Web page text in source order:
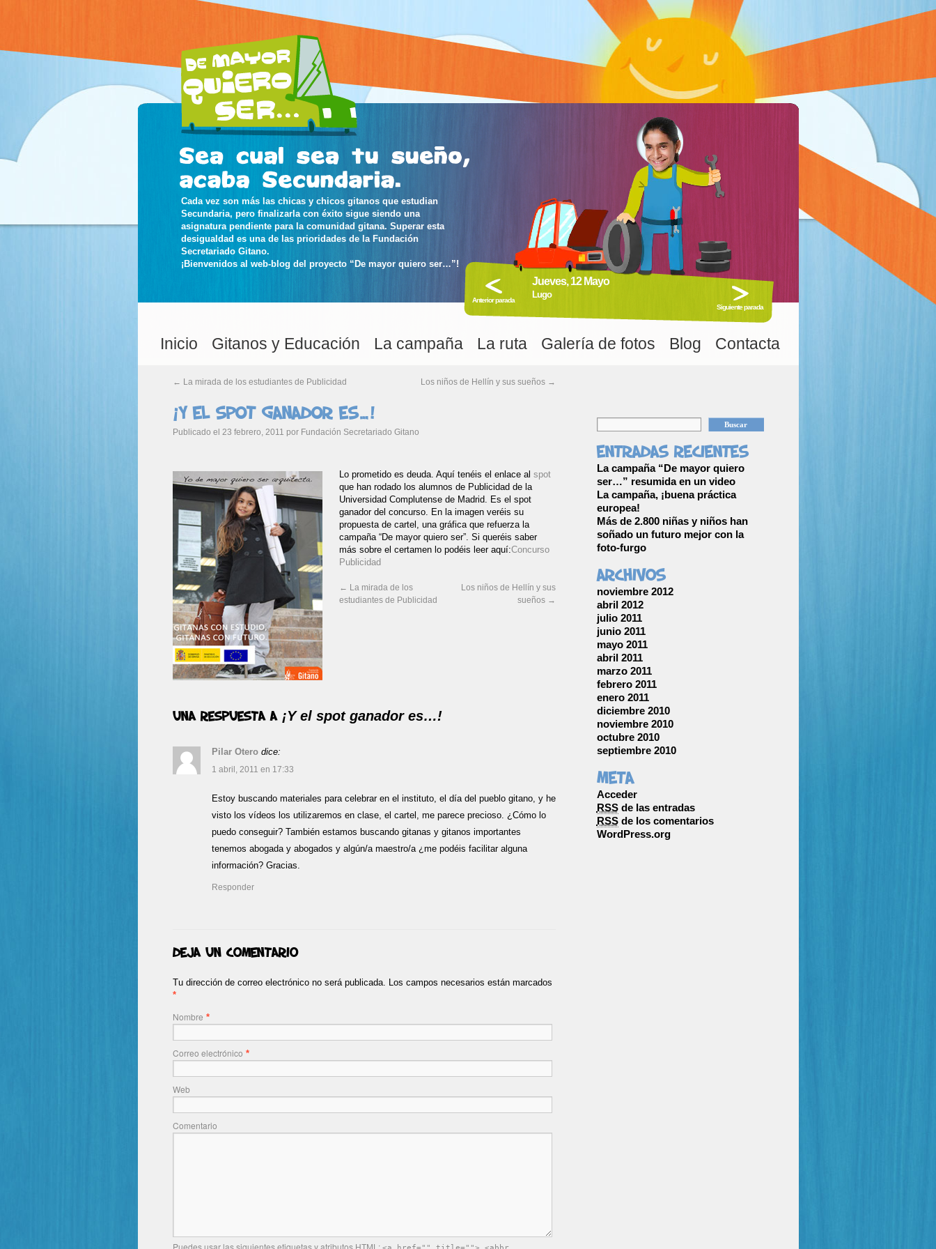
Cada vez son más las chicas y chicos gitanos que estudian
Secundaria, pero finalizarla con éxito sigue siendo una
asignatura pendiente para la comunidad gitana. Superar esta
desigualdad es una de las prioridades de la Fundación
Secretariado Gitano.
¡Bienvenidos al web-blog del proyecto “De mayor quiero ser…”!
Anterior parada
Jueves, 12 Mayo
Lugo
Siguiente parada
Inicio Gitanos y Educación La campaña La ruta Galería de fotos Blog Contacta
← La mirada de los estudiantes de Publicidad Los niños de Hellín y sus sueños →
¡Y el spot ganador es…!
Publicado el 23 febrero, 2011 por Fundación Secretariado Gitano
Lo prometido es deuda. Aquí tenéis el enlace al spot
que han rodado los alumnos de Publicidad de la
Universidad Complutense de Madrid. Es el spot
ganador del concurso. En la imagen veréis su
propuesta de cartel, una gráfica que refuerza la
campaña “De mayor quiero ser”. Si queréis saber
más sobre el certamen lo podéis leer aquí:Concurso
Publicidad
← La mirada de los
estudiantes de Publicidad
Los niños de Hellín y sus
sueños →
Una respuesta a ¡Y el spot ganador es…!
Pilar Otero dice:
1 abril, 2011 en 17:33
Estoy buscando materiales para celebrar en el instituto, el día del pueblo gitano, y he
visto los vídeos los utilizaremos en clase, el cartel, me parece precioso. ¿Cómo lo
puedo conseguir? También estamos buscando gitanas y gitanos importantes
tenemos abogada y abogados y algún/a maestro/a ¿me podéis facilitar alguna
información? Gracias.
Responder
Deja un comentario
Tu dirección de correo electrónico no será publicada. Los campos necesarios están marcados
*
Nombre *
Correo electrónico *
Web
Comentario
Puedes usar las siguientes etiquetas y atributos :
Entradas recientes
La campaña “De mayor quiero
ser…” resumida en un video
La campaña, ¡buena práctica
europea!
Más de 2.800 niñas y niños han
soñado un futuro mejor con la
foto-furgo
Archivos
noviembre 2012
abril 2012
julio 2011
junio 2011
mayo 2011
abril 2011
marzo 2011
febrero 2011
enero 2011
diciembre 2010
noviembre 2010
octubre 2010
septiembre 2010
Meta
Acceder
RSSde las entradas
RSSde los comentarios
WordPress.org